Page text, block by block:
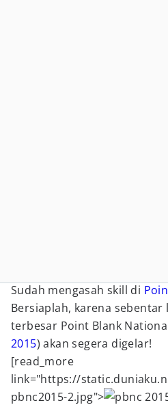
Sudah mengasah skill di
Bersiaplah, karena
terbesar Point Blank
2015) akan segera digelar!
[read_more
link="https://
pbnc2015-2.jpg">